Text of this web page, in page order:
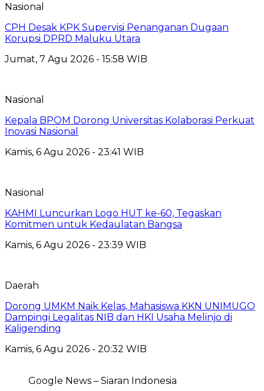
Nasional
CPH Desak KPK Supervisi Penanganan Dugaan
Korupsi DPRD Maluku Utara
Jumat, 7 Agu 2026 - 15:58 WIB
Nasional
Kepala BPOM Dorong Universitas Kolaborasi Perkuat
Inovasi Nasional
Kamis, 6 Agu 2026 - 23:41 WIB
Nasional
KAHMI Luncurkan Logo HUT ke-60, Tegaskan
Komitmen untuk Kedaulatan Bangsa
Kamis, 6 Agu 2026 - 23:39 WIB
Daerah
Dorong UMKM Naik Kelas, Mahasiswa KKN UNIMUGO
Dampingi Legalitas NIB dan HKI Usaha Melinjo di
Kaligending
Kamis, 6 Agu 2026 - 20:32 WIB
Google News – Siaran Indonesia